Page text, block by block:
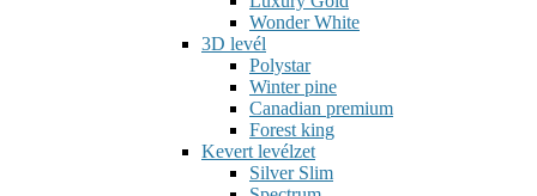
Wonder White
3D levél
Polystar
Winter pine
Canadian premium
Forest king
Kevert levélzet
Silver Slim